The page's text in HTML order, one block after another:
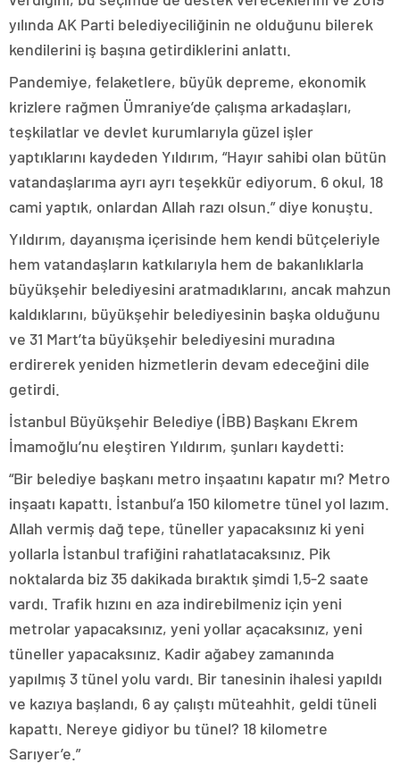
yılında AK Parti belediyeciliğinin ne olduğunu bilerek
kendilerini iş başına getirdiklerini anlattı.
Pandemiye, felaketlere, büyük depreme, ekonomik
krizlere rağmen Ümraniye’de çalışma arkadaşları,
teşkilatlar ve devlet kurumlarıyla güzel işler
yaptıklarını kaydeden Yıldırım, “Hayır sahibi olan bütün
vatandaşlarıma ayrı ayrı teşekkür ediyorum. 6 okul, 18
cami yaptık, onlardan Allah razı olsun.” diye konuştu.
Yıldırım, dayanışma içerisinde hem kendi bütçeleriyle
hem vatandaşların katkılarıyla hem de bakanlıklarla
büyükşehir belediyesini aratmadıklarını, ancak mahzun
kaldıklarını, büyükşehir belediyesinin başka olduğunu
ve 31 Mart’ta büyükşehir belediyesini muradına
erdirerek yeniden hizmetlerin devam edeceğini dile
getirdi.
İstanbul Büyükşehir Belediye (İBB) Başkanı Ekrem
İmamoğlu’nu eleştiren Yıldırım, şunları kaydetti:
“Bir belediye başkanı metro inşaatını kapatır mı? Metro
inşaatı kapattı. İstanbul’a 150 kilometre tünel yol lazım.
Allah vermiş dağ tepe, tüneller yapacaksınız ki yeni
yollarla İstanbul trafiğini rahatlatacaksınız. Pik
noktalarda biz 35 dakikada bıraktık şimdi 1,5-2 saate
vardı. Trafik hızını en aza indirebilmeniz için yeni
metrolar yapacaksınız, yeni yollar açacaksınız, yeni
tüneller yapacaksınız. Kadir ağabey zamanında
yapılmış 3 tünel yolu vardı. Bir tanesinin ihalesi yapıldı
ve kazıya başlandı, 6 ay çalıştı müteahhit, geldi tüneli
kapattı. Nereye gidiyor bu tünel? 18 kilometre
Sarıyer’e.”